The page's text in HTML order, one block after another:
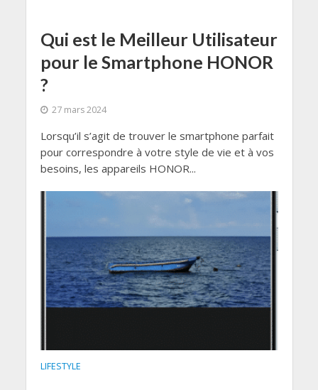
Qui est le Meilleur Utilisateur
pour le Smartphone HONOR
?
27 mars 2024
Lorsqu’il s’agit de trouver le smartphone parfait
pour correspondre à votre style de vie et à vos
besoins, les appareils HONOR...
LIFESTYLE